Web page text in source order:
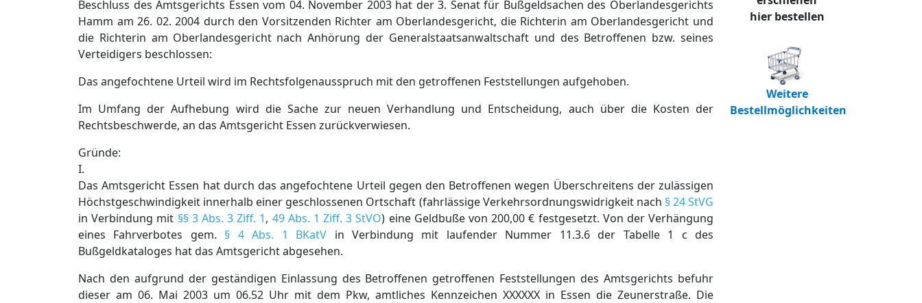
Beschluss des Amtsgerichts Essen vom 04. November 2003 hat der 3. Senat für Bußgeldsachen des Oberlandesgerichts
Hamm am 26. 02. 2004 durch den Vorsitzenden Richter am Oberlandesgericht, die Richterin am Oberlandesgericht und
die Richterin am Oberlandesgericht nach Anhörung der Generalstaatsanwaltschaft und des Betroffenen bzw. seines
Verteidigers beschlossen:
Das angefochtene Urteil wird im Rechtsfolgenausspruch mit den getroffenen Feststellungen aufgehoben.
Im Umfang der Aufhebung wird die Sache zur neuen Verhandlung und Entscheidung, auch über die Kosten der
Rechtsbeschwerde, an das Amtsgericht Essen zurückverwiesen.
Gründe:
I.
Das Amtsgericht Essen hat durch das angefochtene Urteil gegen den Betroffenen wegen Überschreitens der zulässigen
Höchstgeschwindigkeit innerhalb einer geschlossenen Ortschaft (fahrlässige Verkehrsordnungswidrigkeit nach § 24 StVG
in Verbindung mit §§ 3 Abs. 3 Ziff. 1, 49 Abs. 1 Ziff. 3 StVO) eine Geldbuße von 200,00 € festgesetzt. Von der Verhängung
eines Fahrverbotes gem. § 4 Abs. 1 BKatV in Verbindung mit laufender Nummer 11.3.6 der Tabelle 1 c des
Bußgeldkataloges hat das Amtsgericht abgesehen.
Nach den aufgrund der geständigen Einlassung des Betroffenen getroffenen Feststellungen des Amtsgerichts befuhr
dieser am 06. Mai 2003 um 06.52 Uhr mit dem Pkw, amtliches Kennzeichen XXXXXX in Essen die Zeunerstraße. Die
hier bestellen
Weitere
Bestellmöglichkeiten